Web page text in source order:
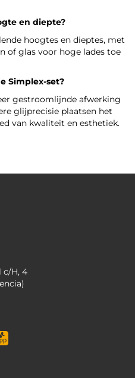
en diepte?
hoogtes en dieptes, met
of glas voor hoge lades toe
Simplex-set?
gestroomlijnde afwerking
glijprecisie plaatsen het
van kwaliteit en esthetiek.
c/H, 4